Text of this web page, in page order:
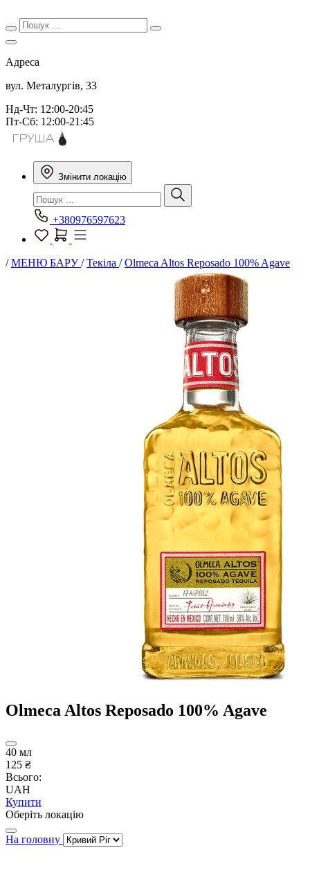
Адреса
вул. Металургів, 33
Нд-Чт: 12:00-20:45
Пт-Сб: 12:00-21:45
Змінити локацію
+380976597623
/МЕНЮ БАРУ/Текіла /Olmeca Altos Reposado 100% Agave
Olmeca Altos Reposado 100% Agave
40 мл
125 ₴
Всього:
UAH
Купити
Оберіть локацію
На головну